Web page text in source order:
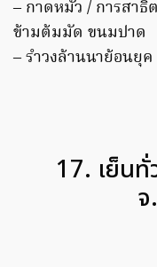
– กาดหมั้ว / การสา
ข้ามต้มมัด ขนมปาด
– รำวงล้านนาย้อนยุค
17. เย็น